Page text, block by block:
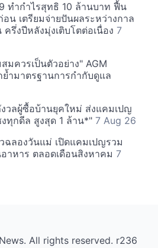
ทำกำไรสุทธิ 10 ล้านบาท ฟื้น
น เตรียมจ่ายปันผลระหว่างกาล
รึ่งปีหลังมุ่งเติบโตต่อเนื่อง 7
มควรเป็นตัวอย่าง" AGM
ำมาตรฐานการกำกับดูแล
วลผู้ซื้อบ้านยุคใหม่ ส่งแคมเปญ
ทุกดีล สูงสุด 1 ล้าน*" 7 Aug 26
ลองวันแม่ เปิดแคมเปญรวม
าหาร ตลอดเดือนสิงหาคม 7
All rights reserved. r236